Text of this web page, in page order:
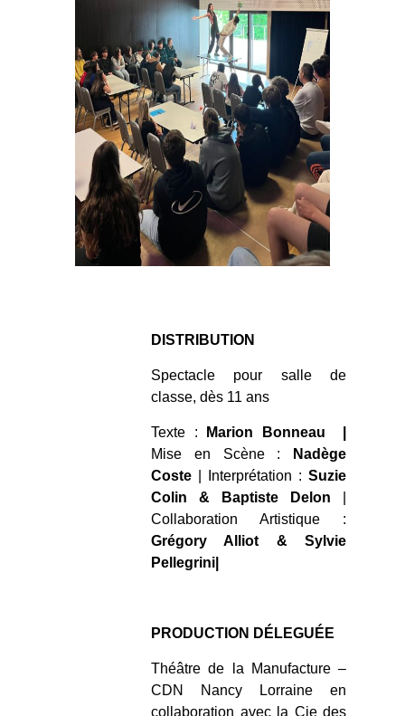
DISTRIBUTION
Spectacle pour salle de
classe, dès 11 ans
Texte :
Marion Bonneau |
Mise en Scène :
Nadège
Coste | Interprétation :Suzie
Colin & Baptiste Delon
Collaboration Artistique :
Grégory Alliot & Sylvie
Pellegrini|
PRODUCTION DÉLEGUÉE
Théâtre de la Manufacture –
CDN Nancy Lorraine en
collaboration avec la Cie des